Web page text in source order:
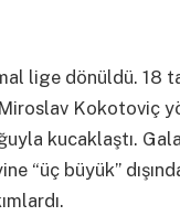
lige dönüldü. 18
Kokotoviç
kucaklaştı.
“üç büyük”